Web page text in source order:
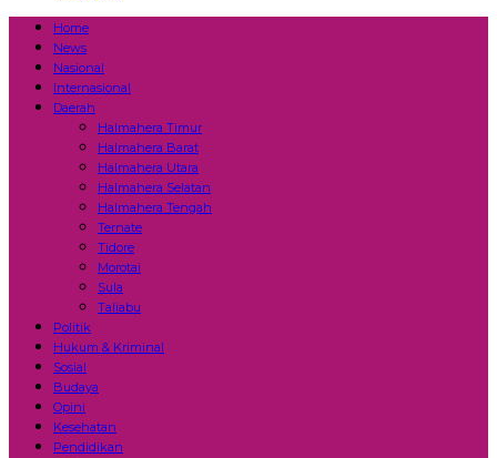
Home
News
Nasional
Internasional
Daerah
Halmahera Timur
Halmahera Barat
Halmahera Utara
Halmahera Selatan
Halmahera Tengah
Ternate
Tidore
Morotai
Sula
Taliabu
Politik
Hukum & Kriminal
Sosial
Budaya
Opini
Kesehatan
Pendidikan